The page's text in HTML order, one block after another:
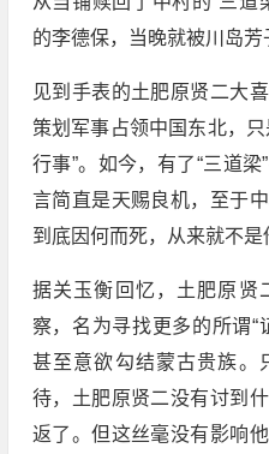
的李德保，当晚就被川岛芳
见到手表的土肥原贤二大
策划军事占领中国东北，
行事”。如今，有了“三道
言简直是天赐良机，至于
到底因何而死，从来就不是
据关玉衡回忆，土肥原贤
察，名为寻找更多的所谓“
甚至意欲勾结蒙古贵族。
待，土肥原贤二没有讨到
返了。但这丝毫没有影响